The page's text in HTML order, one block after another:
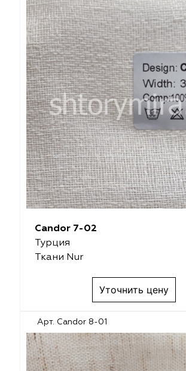
Candor 7-02
Турция
Ткани Nur
Уточнить цену
Арт. Candor 8-01